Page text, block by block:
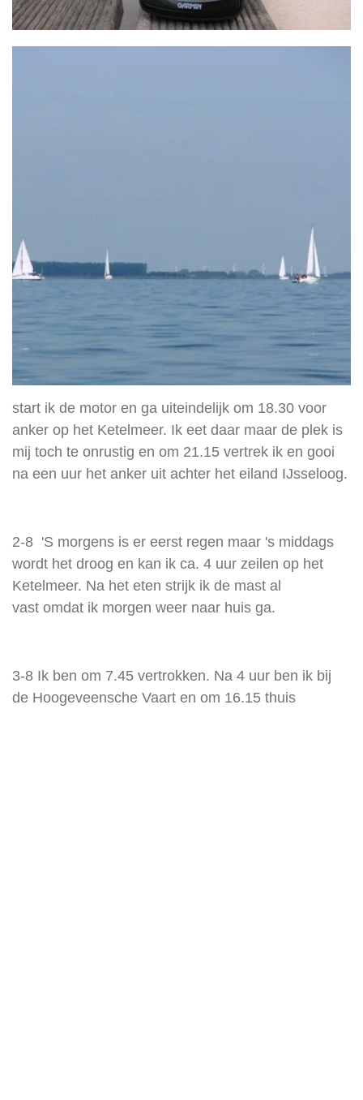
start ik de motor en ga uiteindelijk om 18.30 voor
anker op het Ketelmeer. Ik eet daar maar de plek is
mij toch te onrustig en om 21.15 vertrek ik en gooi
na een uur het anker uit achter het eiland IJsseloog.
2-8 'S morgens is er eerst regen maar 's middags
wordt het droog en kan ik ca. 4 uur zeilen op het
Ketelmeer. Na het eten strijk ik de mast al
vast omdat ik morgen weer naar huis ga.
3-8 Ik ben om 7.45 vertrokken. Na 4 uur ben ik bij
de Hoogeveensche Vaart en om 16.15 thuis